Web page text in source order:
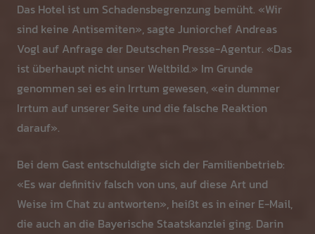
Das Hotel ist um Schadensbegrenzung bemüht. «Wir
sind keine Antisemiten», sagte Juniorchef Andreas
Vogl auf Anfrage der Deutschen Presse-Agentur. «Das
ist überhaupt nicht unser Weltbild.» Im Grunde
genommen sei es ein Irrtum gewesen, «ein dummer
Irrtum auf unserer Seite und die falsche Reaktion
darauf».
Bei dem Gast entschuldigte sich der Familienbetrieb:
«Es war definitiv falsch von uns, auf diese Art und
Weise im Chat zu antworten», heißt es in einer E-Mail,
die auch an die Bayerische Staatskanzlei ging. Darin